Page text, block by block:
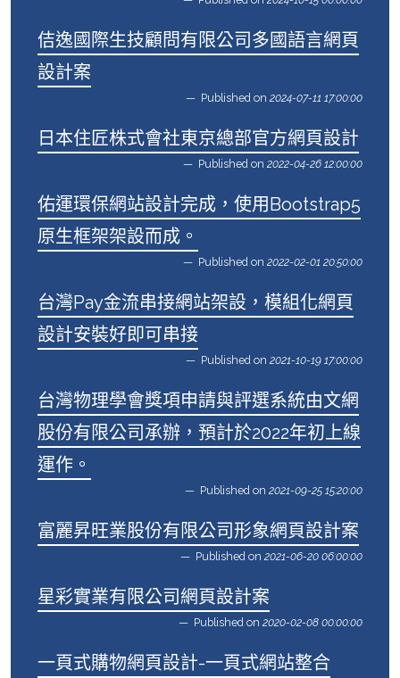
佶逸國際生技顧問有限公司多國語言網頁
設計案
Published on 2024-07-11 17:00:00
日本住匠株式會社東京總部官方網頁設計
Published on 2022-04-26 12:00:00
佑運環保網站設計完成，使用Bootstrap5
原生框架架設而成。
Published on 2022-02-01 20:50:00
台灣Pay金流串接網站架設，模組化網頁
設計安裝好即可串接
Published on 2021-10-19 17:00:00
台灣物理學會獎項申請與評選系統由文網
股份有限公司承辦，預計於2022年初上線
運作。
Published on 2021-09-25 15:20:00
富麗昇旺業股份有限公司形象網頁設計案
Published on 2021-06-20 06:00:00
星彩實業有限公司網頁設計案
Published on 2020-02-08 00:00:00
一頁式購物網頁設計-一頁式網站整合